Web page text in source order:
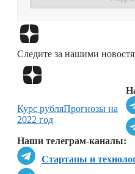
Следите за нашими
Наши телеграм-каналы:
Стартапы и
Курс рубляПрогнозы на
2022 год